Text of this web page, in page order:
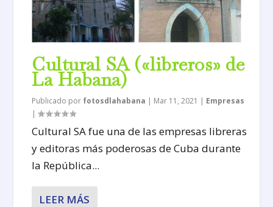
Cultural SA («libreros» de
La Habana)
Publicado por fotosdlahabana | Mar 11, 2021 | Empresas
|
Cultural SA fue una de las empresas libreras
y editoras más poderosas de Cuba durante
la República...
LEER MÁS